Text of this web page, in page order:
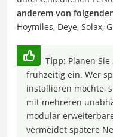
anderem von
Hoymiles, Deye, Solax,
Tipp: Planen
frühzeitig ein. Wer
installieren möchte,
mit mehreren
modular
vermeidet spätere